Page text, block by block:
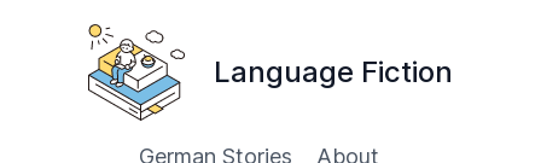
Language Fiction
German Stories About